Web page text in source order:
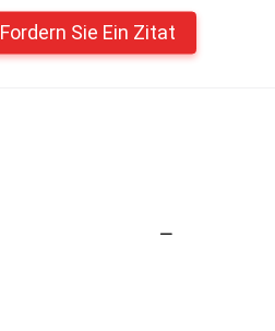
Fordern Sie Ein Zitat